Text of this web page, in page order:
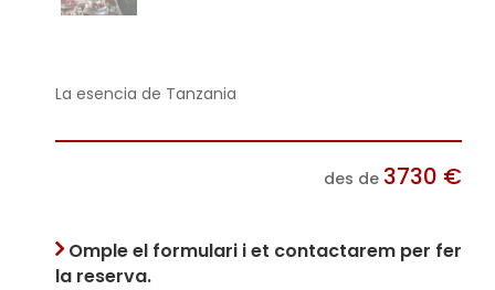
La esencia de Tanzania
des de 3730 €
Omple el formulari i et contactarem per fer
la reserva.